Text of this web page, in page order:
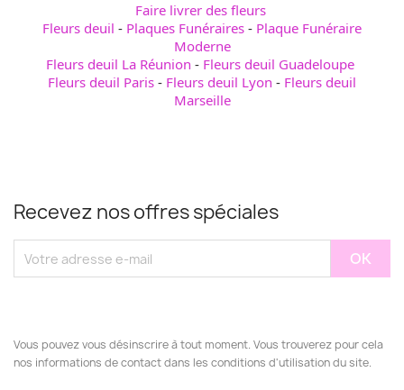
Faire livrer des fleurs
Fleurs deuil - Plaques Funéraires - Plaque Funéraire
Moderne
Fleurs deuil La Réunion - Fleurs deuil Guadeloupe
Fleurs deuil Paris - Fleurs deuil Lyon - Fleurs deuil
Marseille
Recevez nos offres spéciales
Vous pouvez vous désinscrire à tout moment. Vous trouverez pour cela
nos informations de contact dans les conditions d'utilisation du site.